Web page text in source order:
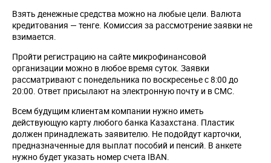
Взять денежные средства можно на любые цели. Валюта
кредитования — тенге. Комиссия за рассмотрение заявки не
взимается.
Пройти регистрацию на сайте микрофинансовой
организации можно в любое время суток. Заявки
рассматривают с понедельника по воскресенье с 8:00 до
20:00. Ответ присылают на электронную почту и в СМС.
Всем будущим клиентам компании нужно иметь
действующую карту любого банка Казахстана. Пластик
должен принадлежать заявителю. Не подойдут карточки,
предназначенные для выплат пособий и пенсий. В анкете
нужно будет указать номер счета IBAN.